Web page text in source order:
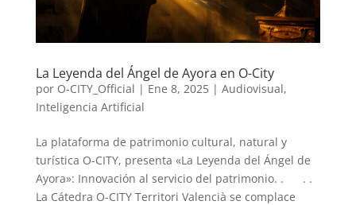
La Leyenda del Ángel de Ayora en O-City
por O-CITY_Official | Ene 8, 2025| Audiovisual,
Inteligencia Artificial
La plataforma de patrimonio cultural, natural y
turística O-CITY, presenta «La Leyenda del Ángel de
Ayora»: Innovación al servicio del patrimonio. . . .
La Cátedra O-CITY Territori Valencià se complace